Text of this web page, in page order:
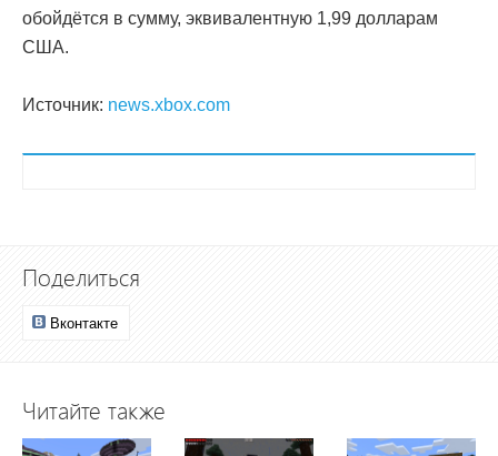
обойдётся в сумму, эквивалентную 1,99 долларам
США.
Источник: news.xbox.com
Поделиться
Вконтакте
Читайте также